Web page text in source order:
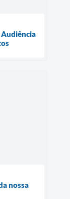
Audiência
nossa